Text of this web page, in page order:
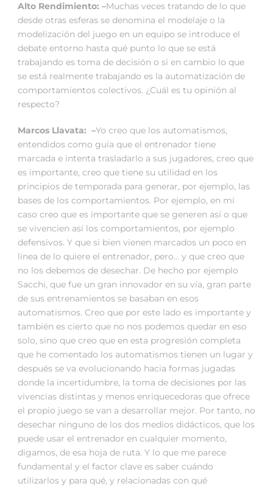
Alto Rendimiento: –Muchas veces tratando de lo que
desde otras esferas se denomina el modelaje o la
modelización del juego en un equipo se introduce el
debate entorno hasta qué punto lo que se está
trabajando es toma de decisión o si en cambio lo que
se está realmente trabajando es la automatización de
comportamientos colectivos. ¿Cuál es tu opinión al
respecto?
Marcos Llavata: –Yo creo que los automatismos,
entendidos como guía que el entrenador tiene
marcada e intenta trasladarlo a sus jugadores, creo que
es importante, creo que tiene su utilidad en los
principios de temporada para generar, por ejemplo, las
bases de los comportamientos. Por ejemplo, en mi
caso creo que es importante que se generen así o que
se vivencien así los comportamientos, por ejemplo
defensivos. Y que si bien vienen marcados un poco en
línea de lo quiere el entrenador, pero… y que creo que
no los debemos de desechar. De hecho por ejemplo
Sacchi, que fue un gran innovador en su vía, gran parte
de sus entrenamientos se basaban en esos
automatismos. Creo que por este lado es importante y
también es cierto que no nos podemos quedar en eso
solo, sino que creo que en esta progresión completa
que he comentado los automatismos tienen un lugar y
después se va evolucionando hacia formas jugadas
donde la incertidumbre, la toma de decisiones por las
vivencias distintas y menos enriquecedoras que ofrece
el propio juego se van a desarrollar mejor. Por tanto, no
desechar ninguno de los dos medios didácticos, que los
puede usar el entrenador en cualquier momento,
digamos, de esa hoja de ruta. Y lo que me parece
fundamental y el factor clave es saber cuándo
utilizarlos y para qué, y relacionadas con qué